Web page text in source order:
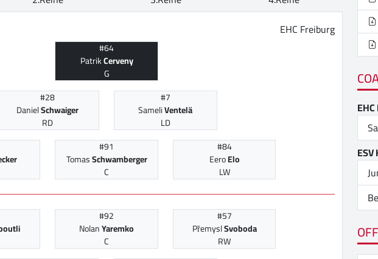
EHC Freiburg
#64
PatrikCerveny
G
#28
DanielSchwaiger
RD
#7
SameliVentelä
LD
#91
TomasSchwamberger
C
#84
EeroElo
LW
#92
NolanYaremko
C
#57
PřemyslSvoboda
RW